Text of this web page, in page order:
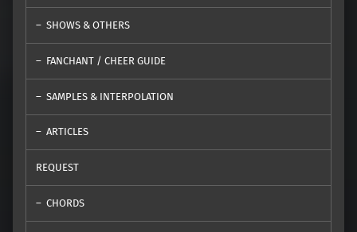
SHOWS & OTHERS
FANCHANT / CHEER GUIDE
SAMPLES & INTERPOLATION
ARTICLES
REQUEST
CHORDS